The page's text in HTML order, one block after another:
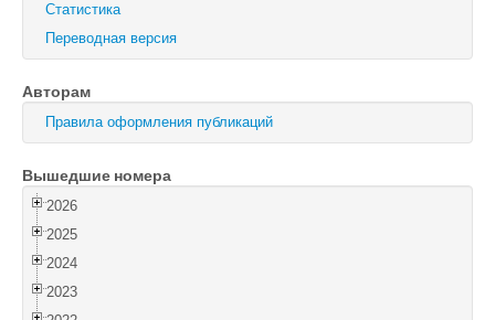
Физика твердого тела
Физика и техника полупроводников
Оптика и спектроскопия
Поиск
Войти
Статистика
Переводная версия
Авторам
Правила оформления публикаций
Вышедшие номера
2026
2025
2024
2023